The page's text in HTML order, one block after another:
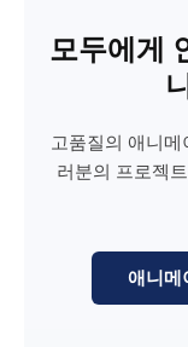
모두에게
고품질의 애니
러분의 프로젝
애니메